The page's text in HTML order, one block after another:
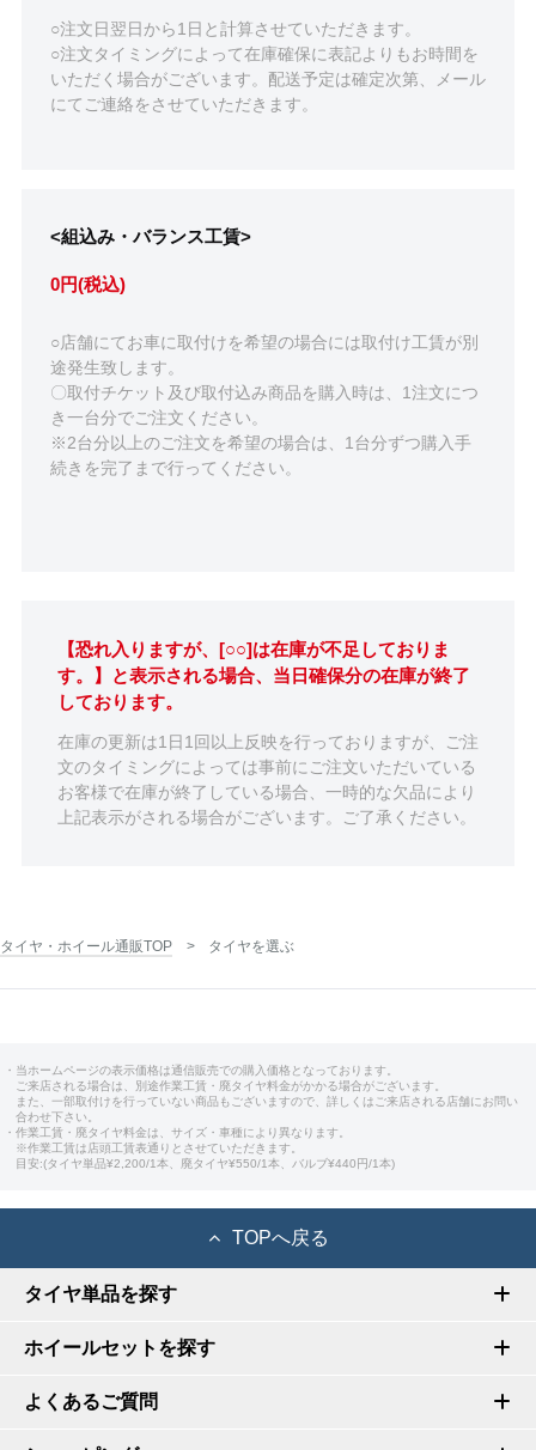
○注文日翌日から1日と計算させていただきます。
○注文タイミングによって在庫確保に表記よりもお時間を
いただく場合がございます。配送予定は確定次第、メール
にてご連絡をさせていただきます。
<組込み・バランス工賃>
0円(税込)
○店舗にてお車に取付けを希望の場合には取付け工賃が別
途発生致します。
〇取付チケット及び取付込み商品を購入時は、1注文につ
き一台分でご注文ください。
※2台分以上のご注文を希望の場合は、1台分ずつ購入手
続きを完了まで行ってください。
【恐れ入りますが、[○○]は在庫が不足しておりま
す。】と表示される場合、当日確保分の在庫が終了
しております。
在庫の更新は1日1回以上反映を行っておりますが、ご注
文のタイミングによっては事前にご注文いただいている
お客様で在庫が終了している場合、一時的な欠品により
上記表示がされる場合がございます。ご了承ください。
タイヤ・ホイール通販TOP タイヤを選ぶ
・当ホームページの表示価格は通信販売での購入価格となっております。
ご来店される場合は、別途作業工賃・廃タイヤ料金がかかる場合がございます。
また、一部取付けを行っていない商品もございますので、詳しくはご来店される店舗にお問い
合わせ下さい。
・作業工賃・廃タイヤ料金は、サイズ・車種により異なります。
※作業工賃は店頭工賃表通りとさせていただきます。
目安:(タイヤ単品¥2,200/1本、廃タイヤ¥550/1本、バルブ¥440円/1本)
TOPへ戻る
タイヤ単品を探す
ホイールセットを探す
よくあるご質問